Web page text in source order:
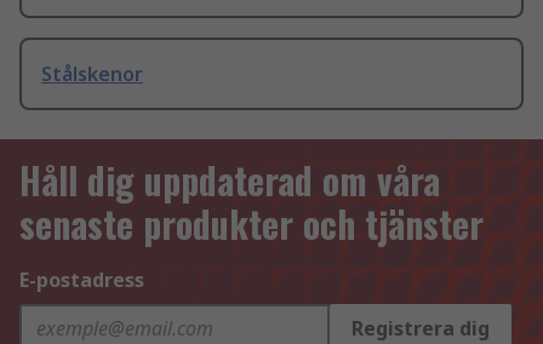
Stålskenor
Håll dig uppdaterad om våra
senaste produkter och tjänster
E-postadress
Registrera dig